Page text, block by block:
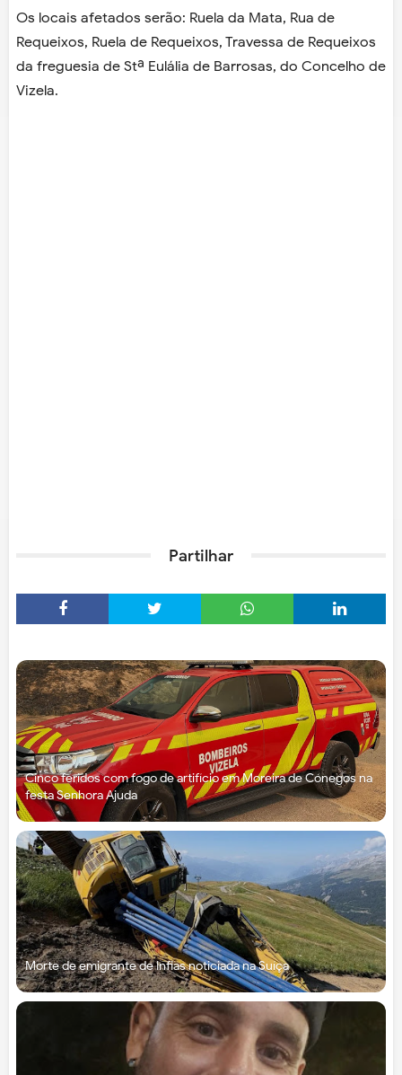
Os locais afetados serão: Ruela da Mata, Rua de
Requeixos, Ruela de Requeixos, Travessa de Requeixos
da freguesia de Stª Eulália de Barrosas, do Concelho de
Vizela.
Partilhar
Cinco feridos com fogo de artifício em Moreira de Cónegos na
festa Senhora Ajuda
Morte de emigrante de Infias noticiada na Suíça